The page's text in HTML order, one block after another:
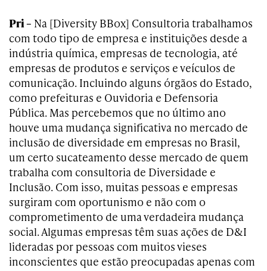
Pri – Na [Diversity BBox] Consultoria trabalhamos
com todo tipo de empresa e instituições desde a
indústria química, empresas de tecnologia, até
empresas de produtos e serviços e veículos de
comunicação. Incluindo alguns órgãos do Estado,
como prefeituras e Ouvidoria e Defensoria
Pública. Mas percebemos que no último ano
houve uma mudança significativa no mercado de
inclusão de diversidade em empresas no Brasil,
um certo sucateamento desse mercado de quem
trabalha com consultoria de Diversidade e
Inclusão. Com isso, muitas pessoas e empresas
surgiram com oportunismo e não com o
comprometimento de uma verdadeira mudança
social. Algumas empresas têm suas ações de D&I
lideradas por pessoas com muitos vieses
inconscientes que estão preocupadas apenas com